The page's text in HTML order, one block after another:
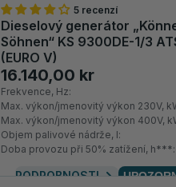
5 recenzí
Dieselový generátor
Söhnen“ KS 9300DE-1/3
(EURO V)
16.140,00 kr
Frekvence, Hz:
Max. výkon/jmenovitý výkon 230V,
Max. výkon/jmenovitý výkon 400V,
Objem palivové nádrže, l:
Doba provozu při 50% zatížení, h***:
PODROBNOSTI